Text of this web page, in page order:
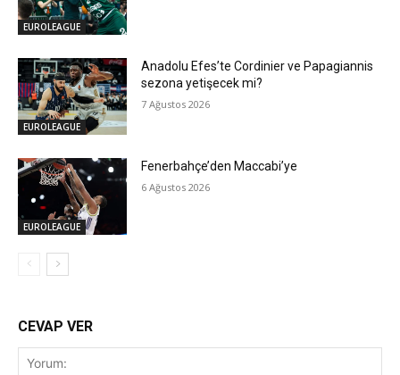
EUROLEAGUE
EUROLEAGUE
Anadolu Efes’te Cordinier ve Papagiannis
sezona yetişecek mi?
7 Ağustos 2026
EUROLEAGUE
Fenerbahçe’den Maccabi’ye
6 Ağustos 2026
CEVAP VER